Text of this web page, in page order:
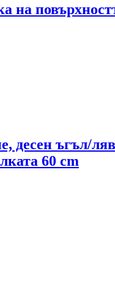
на
десен ъгъл/
60 cm